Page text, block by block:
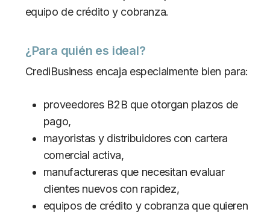
equipo de crédito y cobranza.
¿Para quién es ideal?
CrediBusiness encaja especialmente bien para:
proveedores B2B que otorgan plazos de
pago,
mayoristas y distribuidores con cartera
comercial activa,
manufactureras que necesitan evaluar
clientes nuevos con rapidez,
equipos de crédito y cobranza que quieren